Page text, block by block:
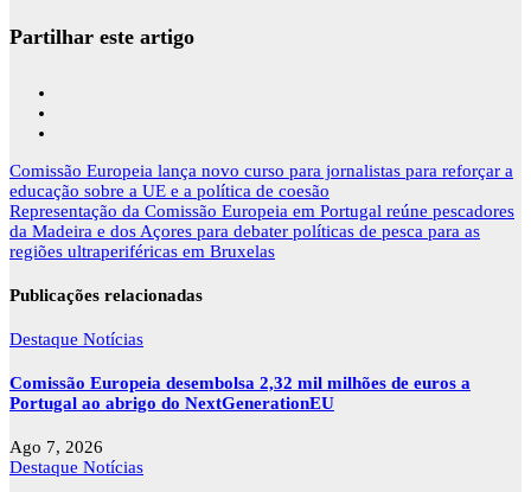
Partilhar este artigo
Navegação
de
artigos
Comissão Europeia lança novo curso para jornalistas para reforçar a
educação sobre a UE e a política de coesão
Representação da Comissão Europeia em Portugal reúne pescadores
da Madeira e dos Açores para debater políticas de pesca para as
regiões ultraperiféricas em Bruxelas
Publicações relacionadas
Destaque Notícias
Comissão Europeia desembolsa 2,32 mil milhões de euros a
Portugal ao abrigo do NextGenerationEU
Ago 7, 2026
Destaque Notícias